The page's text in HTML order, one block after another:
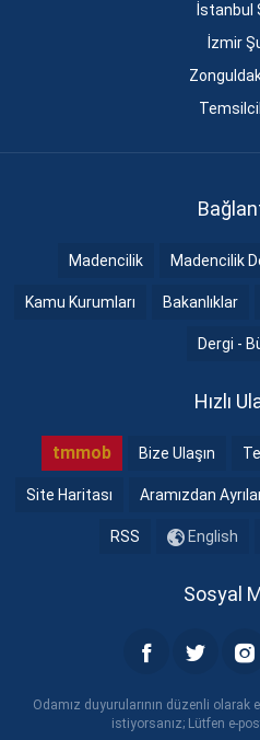
İstanbul
İzmir
Madencilik Madencilik
Kamu Kurumları Bakanlıklar
Dergi -
Hızlı
tmmob Bize Ulaşın
Site Haritası Aramızdan
RSS English
Sosyal
Odamız duyurularının düzenli olarak
istiyorsanız; Lütfen e-